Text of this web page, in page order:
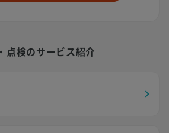
点検のサービス紹介